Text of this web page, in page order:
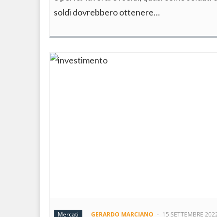
soldi dovrebbero ottenere…
Mercati GERARDO MARCIANO - 15 SETTEMBRE